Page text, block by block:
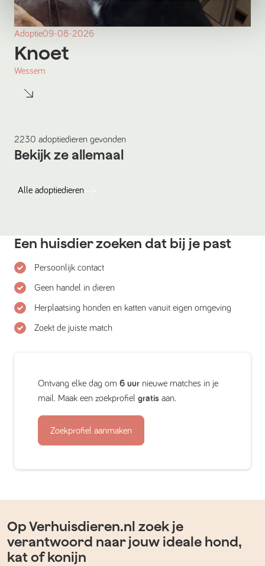
Adoptie09-08-2026
Knoet
Wessem
2230 adoptiedieren gevonden
Bekijk ze allemaal
Alle adoptiedieren
Een huisdier zoeken dat bij je past
Persoonlijk contact
Geen handel in dieren
Herplaatsing honden en katten vanuit eigen omgeving
Zoekt de juiste match
Ontvang elke dag om 6 uur nieuwe matches in je
mail. Maak een zoekprofiel gratis aan.
Zoekprofiel aanmaken
Op Verhuisdieren.nl zoek je
verantwoord naar jouw ideale hond,
kat of konijn